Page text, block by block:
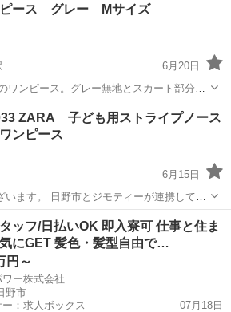
ピース グレー Mサイズ
6月20日
地もポリエステル100%で、裏地付きで透
いです。自宅で洗えます。お仕事やお出か
...
ワンピース 薔薇
ZARA 子ども用ストライプノース
ンピース
6月15日
ィーが連携して運
減量を⽬的にまだ使えるものをリユースし
ース 現地
ッフ/日払いOK 即入寮可 仕事と住ま
にGET 髪色・髪型自由で…
円～
ワー株式会社
野市
ー：求人ボックス
07月18日